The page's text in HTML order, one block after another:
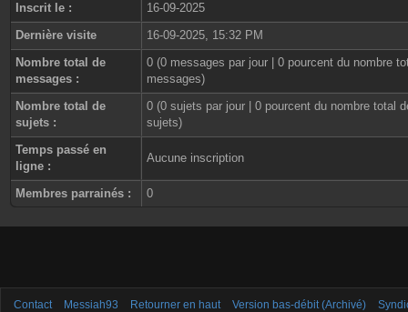
Inscrit le :
16-09-2025
Dernière visite
16-09-2025, 15:32 PM
Nombre total de
messages :
0 (0 messages par jour | 0 pourcent du nombre
messages)
Nombre total de
sujets :
0 (0 sujets par jour | 0 pourcent du nombre total
sujets)
Temps passé en
ligne :
Aucune inscription
Membres parrainés : 0
Contact Messiah93 Retourner en haut Version bas-débit (Archivé)